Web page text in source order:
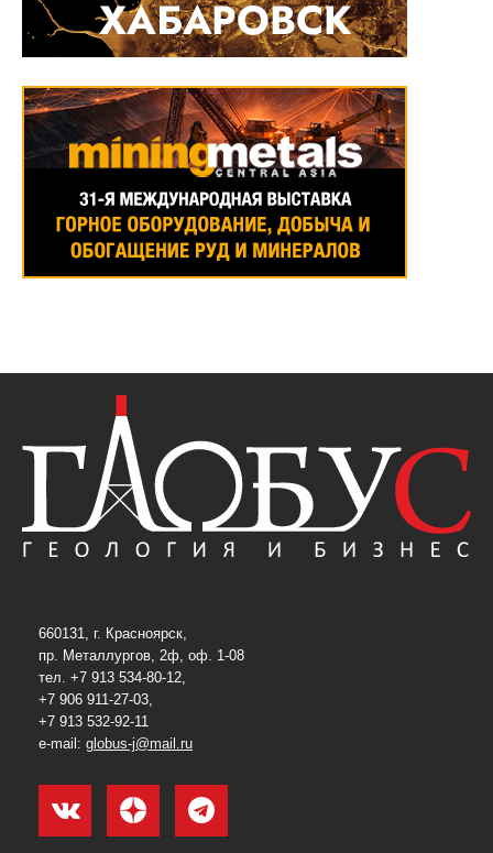
660131, г. Красноярск,
пр. Металлургов, 2ф, оф. 1-08
тел. +7 913 534-80-12,
+7 906 911-27-03,
+7 913 532-92-11
e-mail: globus-j@mail.ru